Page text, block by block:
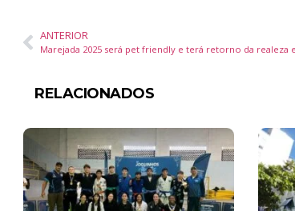
ANTERIOR
RELACIONADOS